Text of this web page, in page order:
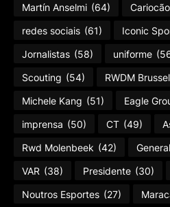
Martín Anselmi (64) Cariocão
redes sociais (61) Iconic
Jornalistas (58) uniforme
Scouting (54) RWDM
Michele Kang (51) Eagle
imprensa (50) CT (49)
Rwd Molenbeek (42)
VAR (38) Presidente (30)
Noutros Esportes (27)